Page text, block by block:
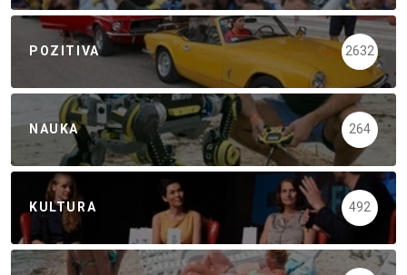
POZITIVA 2632
NAUKA 264
KULTURA 492